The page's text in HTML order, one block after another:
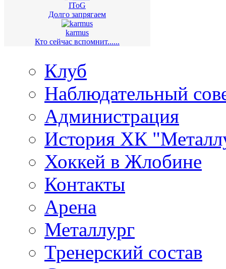
IToG
Долго запрягаем
karmus
Кто сейчас вспомнит......
Клуб
Наблюдательный
Администрация
История ХК
Хоккей в Жлобине
Контакты
Арена
Металлург
Тренерский состав